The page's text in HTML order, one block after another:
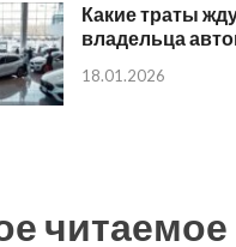
Какие траты
владельца
18.01.2026
читаемое